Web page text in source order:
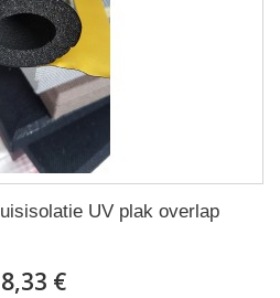
UV plak overlap
8,33 €